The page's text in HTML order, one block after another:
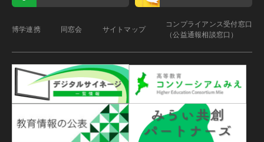
博学連携 同窓会 サイトマップ
コンプライアンス受付窓口
（公益通報相談窓口）